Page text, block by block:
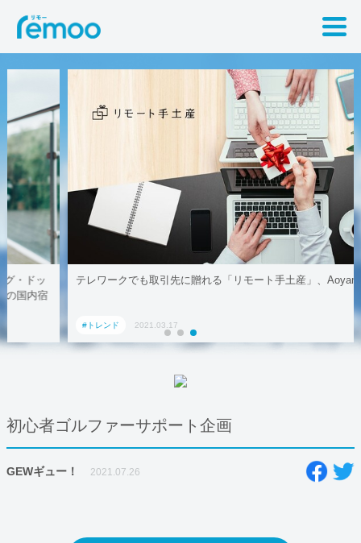
テレワークでも取引先に贈れる「リモート手土産」、AoyamaLab
2021.03.17
初心者ゴルファーサポート企画
GEWギュー！ 2021.07.26